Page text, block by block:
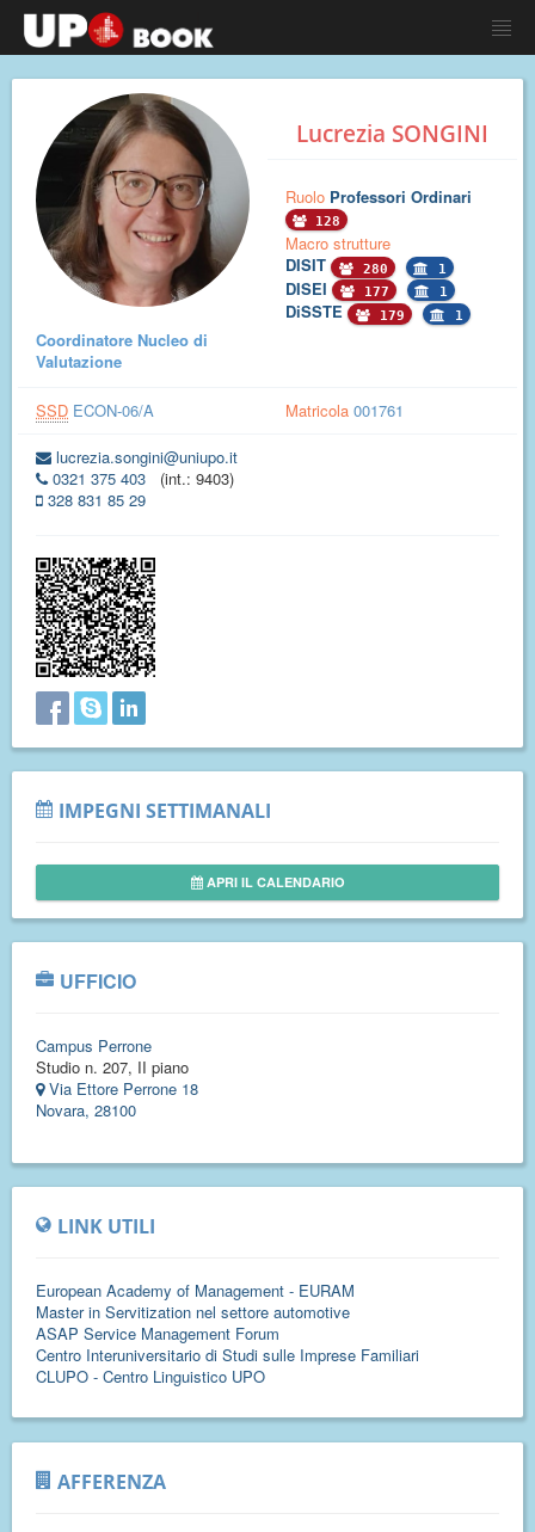
Lucrezia SONGINI
Ruolo Professori Ordinari
128
Macro strutture
DISIT
280 1
DISEI 177 1
DiSSTE 179 1
Coordinatore Nucleo di
Valutazione
SSD ECON-06/A Matricola 001761
lucrezia.songini@uniupo.it
0321 375 403
(int.: 9403)
328 831 85 29
IMPEGNI SETTIMANALI
APRI IL CALENDARIO
UFFICIO
Campus Perrone
Studio n. 207, II piano
Via Ettore Perrone 18
Novara, 28100
LINK UTILI
European Academy of Management - EURAM
Master in Servitization nel settore automotive
ASAP Service Management Forum
Centro Interuniversitario di Studi sulle Imprese Familiari
CLUPO - Centro Linguistico UPO
AFFERENZA